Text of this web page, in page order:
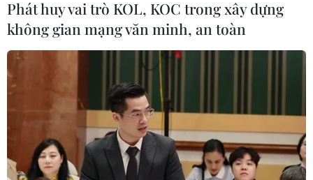
Phát huy vai trò KOL, KOC trong xây dựng
không gian mạng văn minh, an toàn